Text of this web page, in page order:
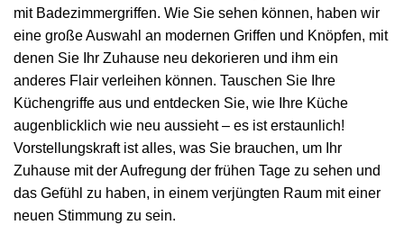
mit Badezimmergriffen. Wie Sie sehen können, haben wir
eine große Auswahl an modernen Griffen und Knöpfen, mit
denen Sie Ihr Zuhause neu dekorieren und ihm ein
anderes Flair verleihen können. Tauschen Sie Ihre
Küchengriffe aus und entdecken Sie, wie Ihre Küche
augenblicklich wie neu aussieht – es ist erstaunlich!
Vorstellungskraft ist alles, was Sie brauchen, um Ihr
Zuhause mit der Aufregung der frühen Tage zu sehen und
das Gefühl zu haben, in einem verjüngten Raum mit einer
neuen Stimmung zu sein.